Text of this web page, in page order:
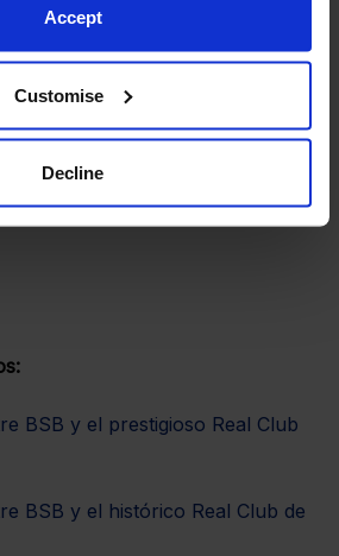
Accept
Customise
Decline
comunidad en las excelentes
Club de Golf El Prat.
BSB y el prestigioso Real Club
BSB y el histórico Real Club de